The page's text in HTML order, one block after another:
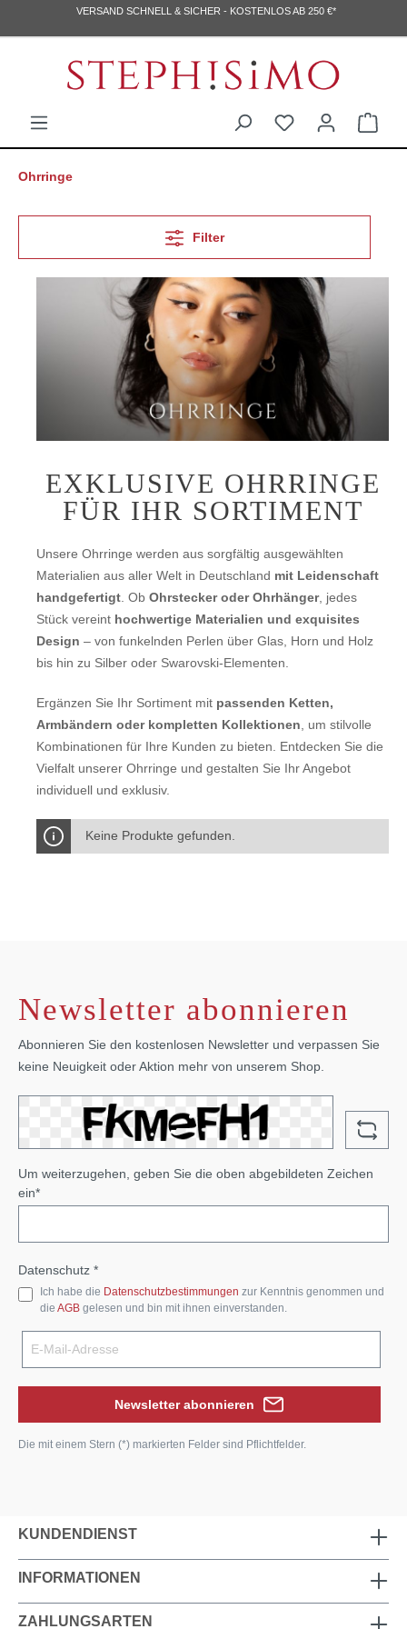
VERSAND SCHNELL & SICHER - KOSTENLOS AB 250 €*
Ohrringe
Filter
EXKLUSIVE OHRRINGE
FÜR IHR SORTIMENT
Unsere Ohrringe werden aus sorgfältig ausgewählten
Materialien aus aller Welt in Deutschland mit Leidenschaft
handgefertigt . Ob Ohrstecker oder Ohrhänger, jedes
Stück vereint hochwertige Materialien und exquisites
Design – von funkelnden Perlen über Glas, Horn und Holz
bis hin zu Silber oder Swarovski-Elementen.
Ergänzen Sie Ihr Sortiment mit passenden Ketten,
Armbändern oder kompletten Kollektionen , um stilvolle
Kombinationen für Ihre Kunden zu bieten. Entdecken Sie die
Vielfalt unserer Ohrringe und gestalten Sie Ihr Angebot
individuell und exklusiv.
Keine Produkte gefunden.
Newsletter abonnieren
Abonnieren Sie den kostenlosen Newsletter und verpassen Sie
keine Neuigkeit oder Aktion mehr von unserem Shop.
Um weiterzugehen, geben Sie die oben abgebildeten Zeichen
ein*
Datenschutz *
Ich habe die Datenschutzbestimmungen zur Kenntnis genommen und
die AGB gelesen und bin mit ihnen einverstanden.
Newsletter abonnieren
Die mit einem Stern (*) markierten Felder sind Pflichtfelder.
KUNDENDIENST
INFORMATIONEN
ZAHLUNGSARTEN